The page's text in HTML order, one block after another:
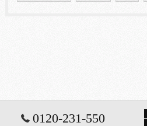
0120-231-550